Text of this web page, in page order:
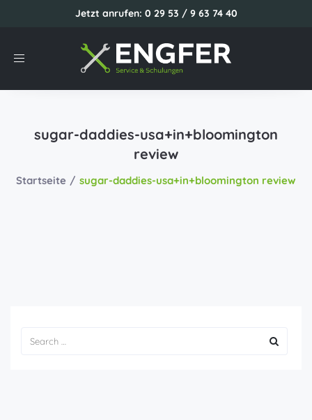
Jetzt anrufen: 0 29 53 / 9 63 74 40
Toggle
sugar-daddies-usa+in+bloomington
review
Startseite sugar-daddies-usa+in+bloomington review